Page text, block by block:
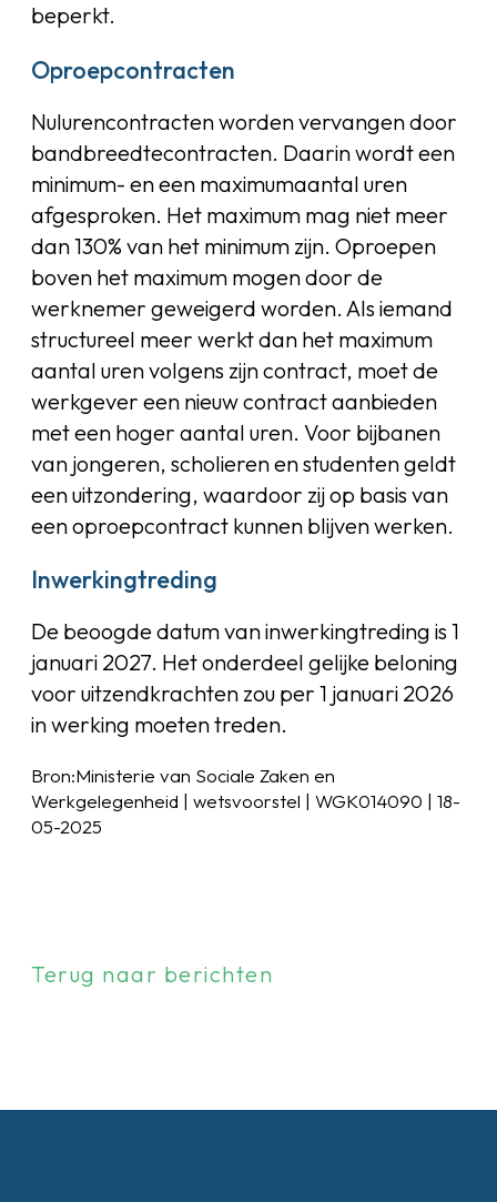
beperkt.
Oproepcontracten
Nulurencontracten worden vervangen door
bandbreedtecontracten. Daarin wordt een
minimum- en een maximumaantal uren
afgesproken. Het maximum mag niet meer
dan 130% van het minimum zijn. Oproepen
boven het maximum mogen door de
werknemer geweigerd worden. Als iemand
structureel meer werkt dan het maximum
aantal uren volgens zijn contract, moet de
werkgever een nieuw contract aanbieden
met een hoger aantal uren. Voor bijbanen
van jongeren, scholieren en studenten geldt
een uitzondering, waardoor zij op basis van
een oproepcontract kunnen blijven werken.
Inwerkingtreding
De beoogde datum van inwerkingtreding is 1
januari 2027. Het onderdeel gelijke beloning
voor uitzendkrachten zou per 1 januari 2026
in werking moeten treden.
Bron:Ministerie van Sociale Zaken en
Werkgelegenheid | wetsvoorstel | WGK014090 | 18-
05-2025
Terug naar berichten